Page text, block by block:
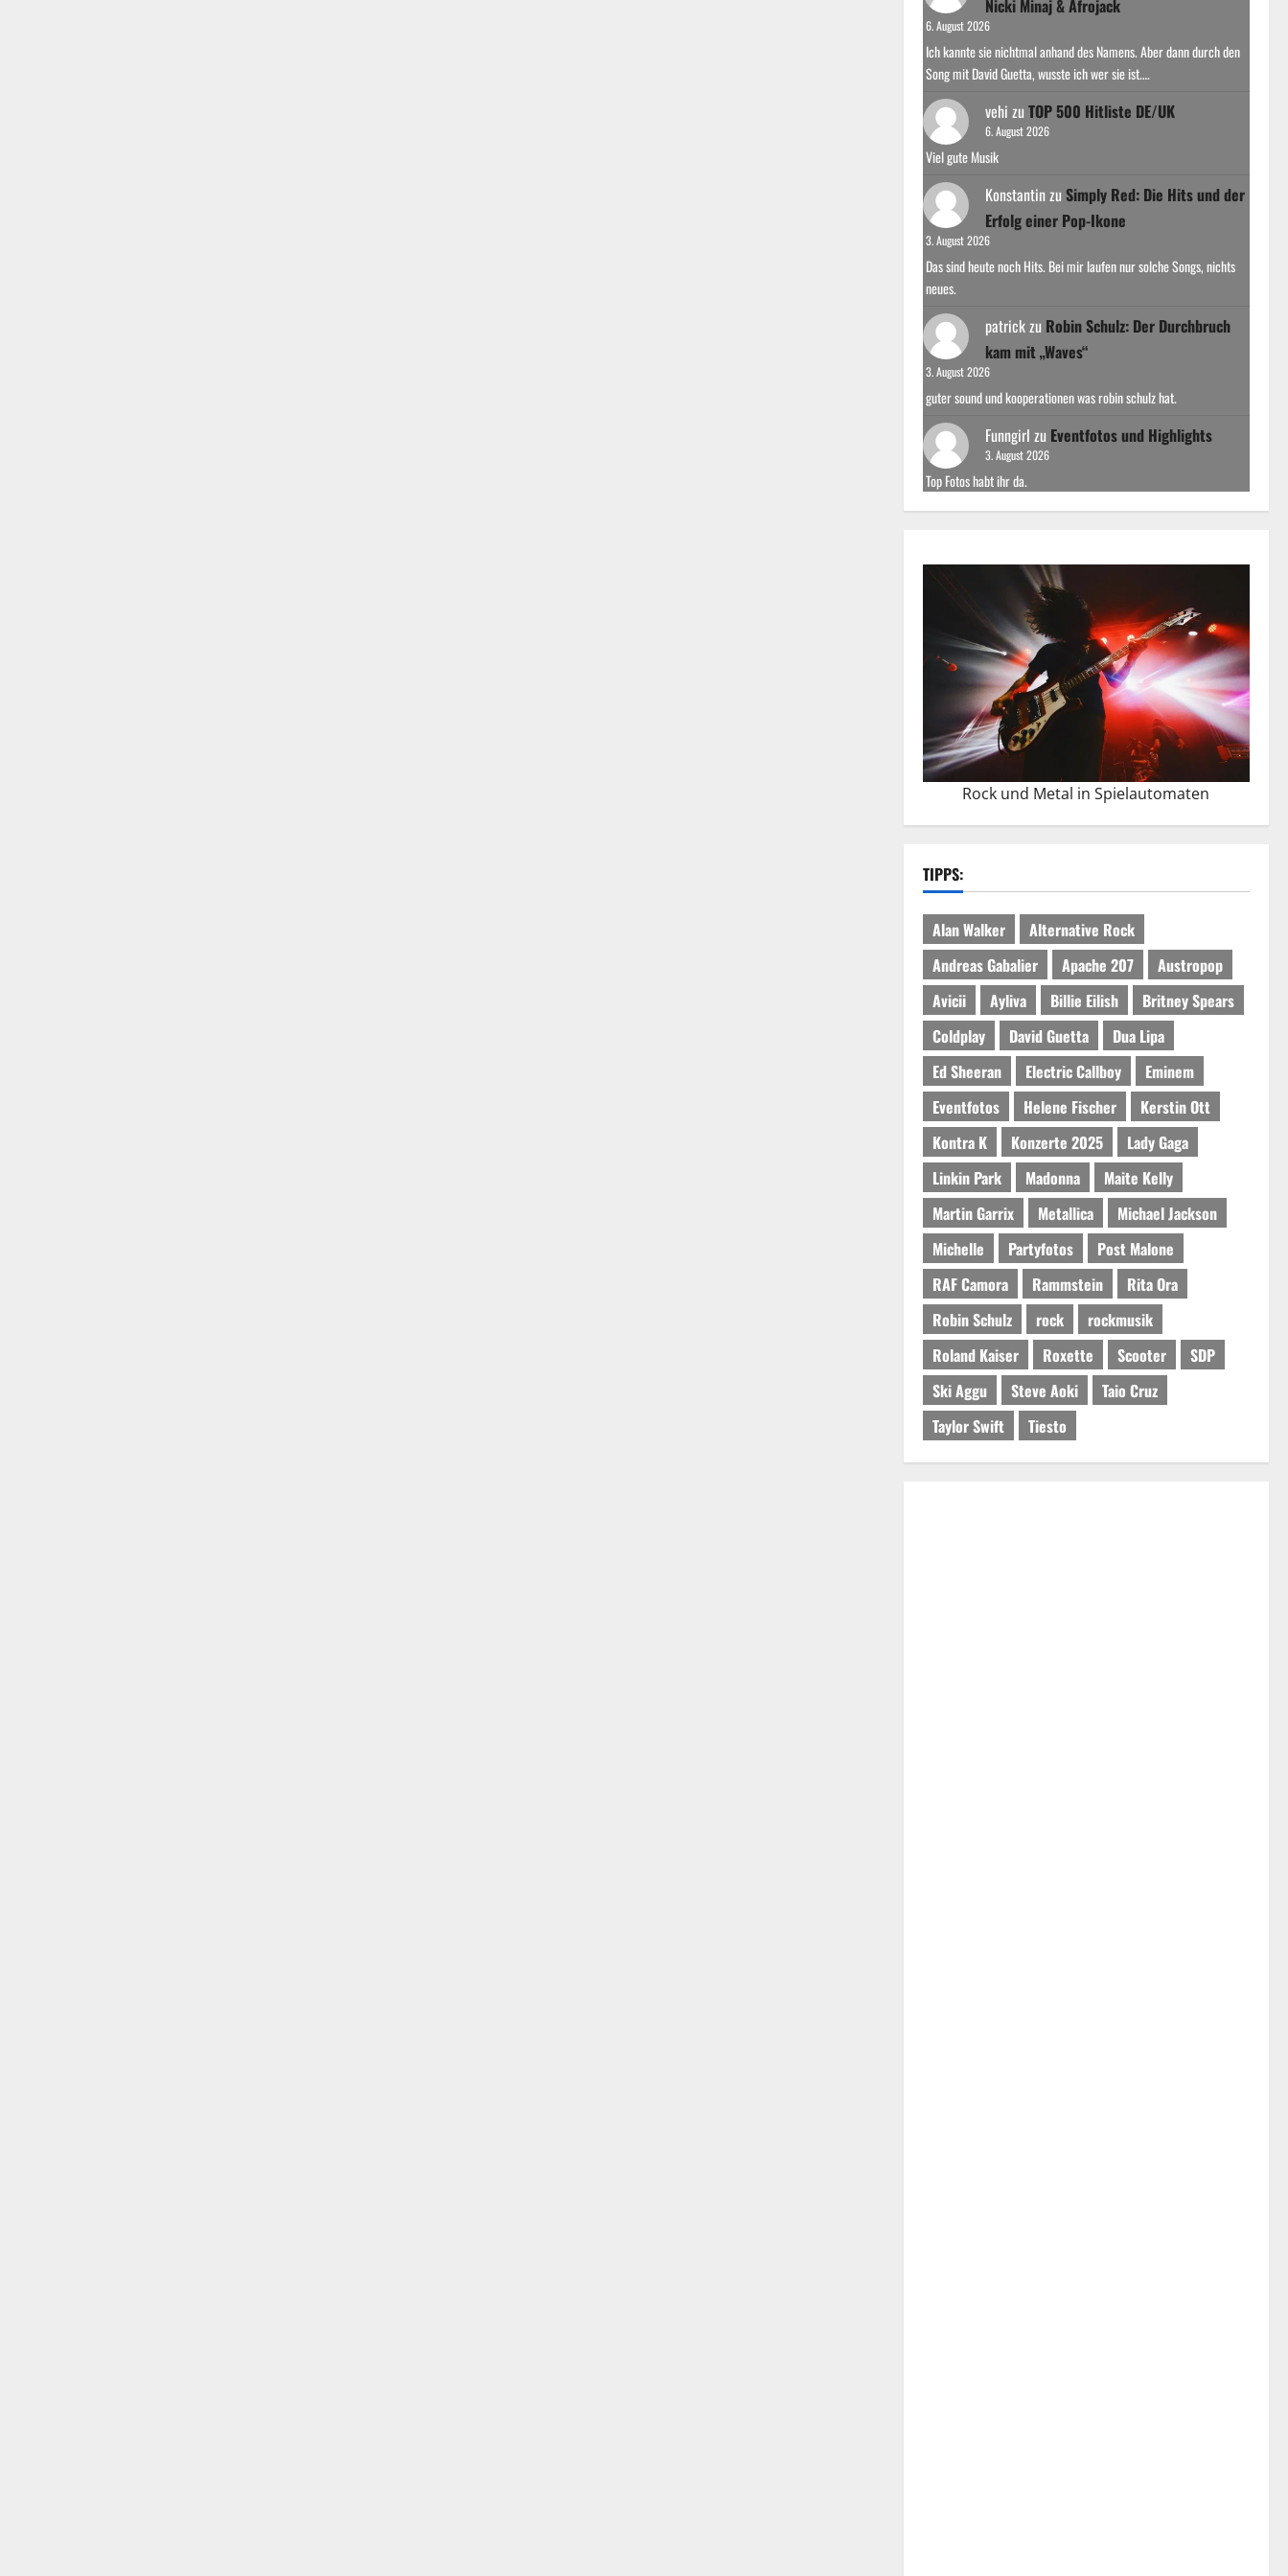
Nicki Minaj & Afrojack
6. August 2026
Ich kannte sie nichtmal anhand des Namens. Aber dann durch den
Song mit David Guetta, wusste ich wer sie ist.…
vehi zu TOP 500 Hitliste DE/UK
6. August 2026
Viel gute Musik
Konstantinzu Simply Red: Die Hits und der
Erfolg einer Pop-Ikone
3. August 2026
Das sind heute noch Hits. Bei mir laufen nur solche Songs, nichts
neues.
patrickzu Robin Schulz: Der Durchbruch
kam mit „Waves“
3. August 2026
guter sound und kooperationen was robin schulz hat.
Funngirl zu Eventfotos und Highlights
3. August 2026
Top Fotos habt ihr da.
Rock und Metal in Spielautomaten
TIPPS:
Alan Walker
Alternative Rock
Andreas Gabalier
Apache 207
Austropop
Avicii
Ayliva Billie Eilish
Britney Spears
Coldplay
David Guetta
Dua Lipa
Ed Sheeran
Electric Callboy
Eminem
Eventfotos
Helene Fischer
Kerstin Ott
Kontra K
Konzerte 2025
Lady Gaga
Linkin Park
Madonna
Maite Kelly
Martin Garrix
Metallica
Michael Jackson
Michelle
Partyfotos
Post Malone
RAF Camora
Rammstein
Rita Ora
Robin Schulz
rock
rockmusik
Roland Kaiser
Roxette Scooter
SDP
Ski Aggu
Steve Aoki
Taio Cruz
Taylor Swift
Tiesto